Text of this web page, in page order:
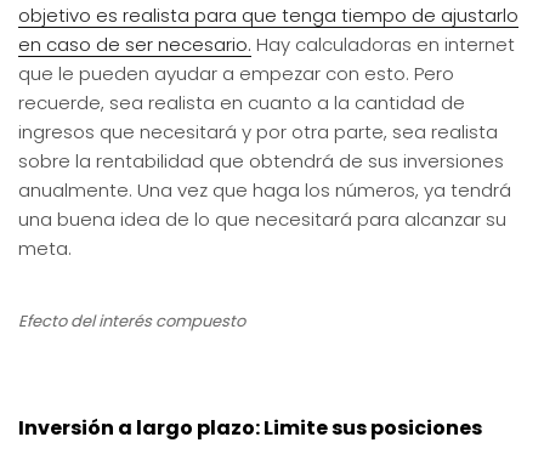
objetivo es realista para que tenga tiempo de ajustarlo
en caso de ser necesario. Hay calculadoras en internet
que le pueden ayudar a empezar con esto. Pero
recuerde, sea realista en cuanto a la cantidad de
ingresos que necesitará y por otra parte, sea realista
sobre la rentabilidad que obtendrá de sus inversiones
anualmente. Una vez que haga los números, ya tendrá
una buena idea de lo que necesitará para alcanzar su
meta.
Efecto del interés compuesto
Inversión a largo plazo: Limite sus posiciones